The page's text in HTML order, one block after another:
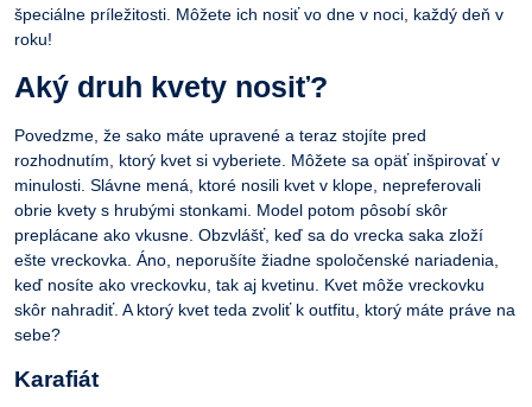
špeciálne príležitosti. Môžete ich nosiť vo dne v noci, každý deň v
roku!
Aký druh kvety nosiť?
Povedzme, že sako máte upravené a teraz stojíte pred
rozhodnutím, ktorý kvet si vyberiete. Môžete sa opäť inšpirovať v
minulosti. Slávne mená, ktoré nosili kvet v klope, nepreferovali
obrie kvety s hrubými stonkami. Model potom pôsobí skôr
preplácane ako vkusne. Obzvlášť, keď sa do vrecka saka zloží
ešte vreckovka. Áno, neporušíte žiadne spoločenské nariadenia,
keď nosíte ako vreckovku, tak aj kvetinu. Kvet môže vreckovku
skôr nahradiť. A ktorý kvet teda zvoliť k outfitu, ktorý máte práve na
sebe?
Karafiát